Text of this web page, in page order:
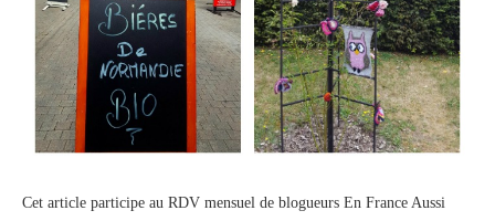
Cet article participe au RDV mensuel de blogueurs En France Aussi